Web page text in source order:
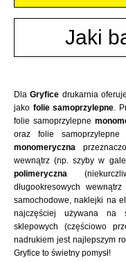
Jaki
DlaGryfice drukarnia
jako folie samoprzylepne.
folie samoprzylepne
oraz folie
monomeryczna
wewnątrz (np. szyby w
polimeryczna
długookresowych
samochodowe, naklejki na
najczęściej używana na
sklepowych (częściowo
nadrukiem jest najlepszym
Gryfice to świetny pomysł!